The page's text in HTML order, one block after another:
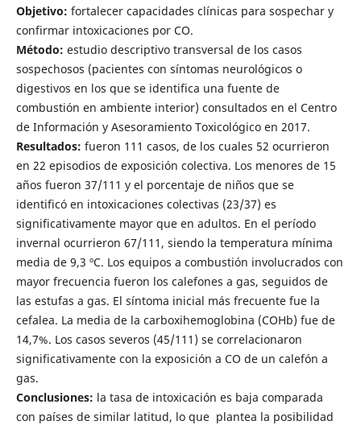
Objetivo: fortalecer capacidades clínicas para sospechar y
confirmar intoxicaciones por CO.
Método: estudio descriptivo transversal de los casos
sospechosos (pacientes con síntomas neurológicos o
digestivos en los que se identifica una fuente de
combustión en ambiente interior) consultados en el Centro
de Información y Asesoramiento Toxicológico en 2017.
Resultados: fueron 111 casos, de los cuales 52 ocurrieron
en 22 episodios de exposición colectiva. Los menores de 15
años fueron 37/111 y el porcentaje de niños que se
identificó en intoxicaciones colectivas (23/37) es
significativamente mayor que en adultos. En el período
invernal ocurrieron 67/111, siendo la temperatura mínima
media de 9,3 ºC. Los equipos a combustión involucrados con
mayor frecuencia fueron los calefones a gas, seguidos de
las estufas a gas. El síntoma inicial más frecuente fue la
cefalea. La media de la carboxihemoglobina (COHb) fue de
14,7%. Los casos severos (45/111) se correlacionaron
significativamente con la exposición a CO de un calefón a
gas.
Conclusiones: la tasa de intoxicación es baja comparada
con países de similar latitud, lo que plantea la posibilidad